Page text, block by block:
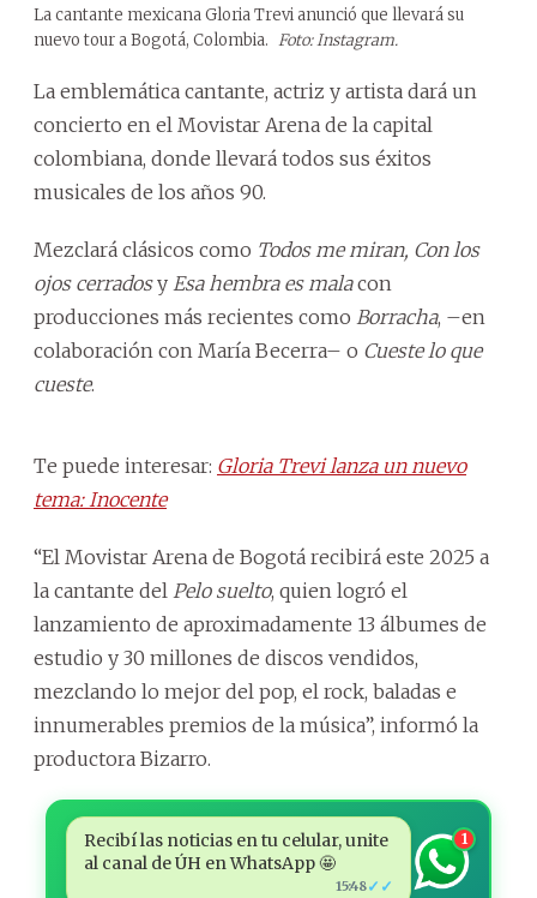
La cantante mexicana Gloria Trevi anunció que llevará su
nuevo tour a Bogotá, Colombia. Foto: Instagram.
La emblemática cantante, actriz y artista dará un
concierto en el Movistar Arena de la capital
colombiana, donde llevará todos sus éxitos
musicales de los años 90.
Mezclará clásicos como Todos me miran, Con los
ojos cerradosy Esa hembra es malacon
producciones más recientes como Borracha, –en
colaboración con María Becerra– o Cueste lo que
cueste.
Te puede interesar: Gloria Trevi lanza un nuevo
tema: Inocente
“El Movistar Arena de Bogotá recibirá este 2025 a
la cantante del Pelo suelto, quien logró el
lanzamiento de aproximadamente 13 álbumes de
estudio y 30 millones de discos vendidos,
mezclando lo mejor del pop, el rock, baladas e
innumerables premios de la música”, informó la
productora Bizarro.
Recibí las noticias en tu celular, unite
al canal de ÚH en WhatsApp 🤩
15:48✓✓
1